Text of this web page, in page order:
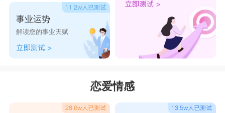
事业运势
解读您的事业天赋
恋爱情感